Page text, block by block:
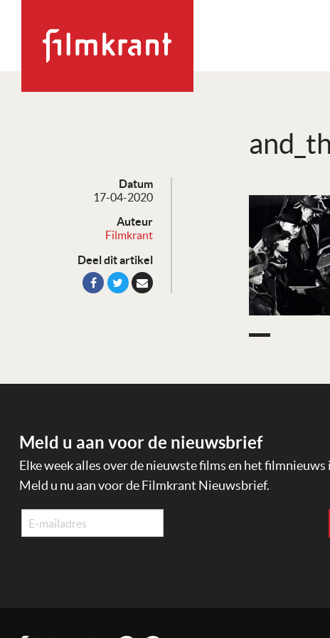
Datum
17-04-2020
Auteur
Filmkrant
Deel dit artikel
Meld u aan voor de nieuwsbrief
Elke week alles over de nieuwste films en het filmnieuws
Meld u nu aan voor de Filmkrant Nieuwsbrief.